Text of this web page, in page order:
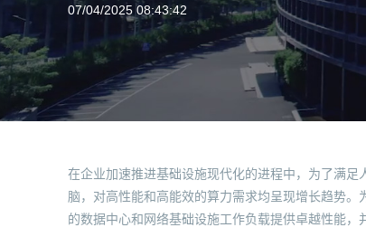
07/04/2025 08:43:42
在企业加速推进基础设施现代化的进程中，为了满
脑，对高性能和高能效的算力需求均呈现增长趋势
的数据中心和网络基础设施工作负载提供卓越性能，